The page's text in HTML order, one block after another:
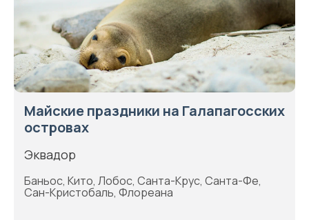
Майские праздники на Галапагосских
островах
Эквадор
Баньос, Кито, Лобос, Санта-Крус, Санта-Фе,
Сан-Кристобаль, Флореана